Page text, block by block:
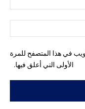
في هذا المتصفح للمرة
الأولى التي أعلق فيها.